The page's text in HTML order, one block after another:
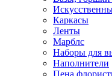
Каркасы
Ленты
Марблс
Наборы для
Наполнители
Пена